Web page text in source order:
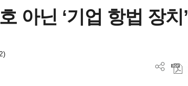
아닌 ‘기업 항법 장치’